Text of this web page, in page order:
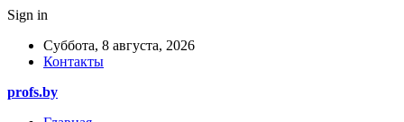
Sign in
Суббота, 8 августа, 2026
Контакты
profs.by